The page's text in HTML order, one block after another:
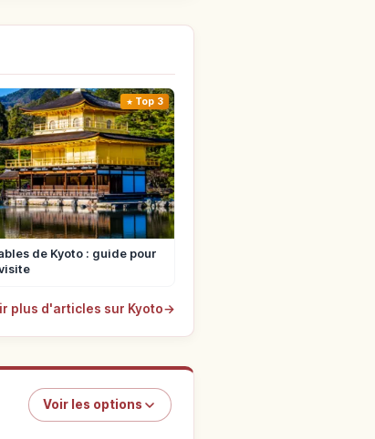
Top 3
de Kyoto : guide pour
plus d'articles sur Kyoto→
Voir les options